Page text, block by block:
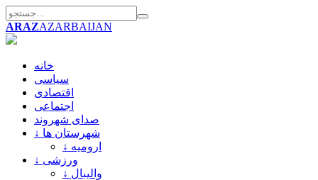
ARAZAZARBAIJAN
خانه
سیاسی
اقتصادی
اجتماعی
صدای شهروند
↓ شهرستان ها
↓ ارومیه
↓ ورزشی
↓ والیبال